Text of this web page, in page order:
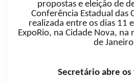
propostas e eleição de
Conferência Estadual das
realizada entre os dias 11
ExpoRio, na Cidade Nova,
de
Secretário abre